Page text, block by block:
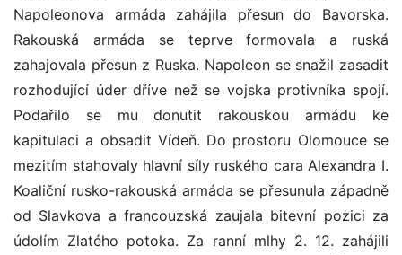
Napoleonova armáda zahájila přesun do Bavorska.
Rakouská armáda se teprve formovala a ruská
zahajovala přesun z Ruska. Napoleon se snažil zasadit
rozhodující úder dříve než se vojska protivníka spojí.
Podařilo se mu donutit rakouskou armádu ke
kapitulaci a obsadit Vídeň. Do prostoru Olomouce se
mezitím stahovaly hlavní síly ruského cara Alexandra I.
Koaliční rusko-rakouská armáda se přesunula západně
od Slavkova a francouzská zaujala bitevní pozici za
údolím Zlatého potoka. Za ranní mlhy 2. 12. zahájili